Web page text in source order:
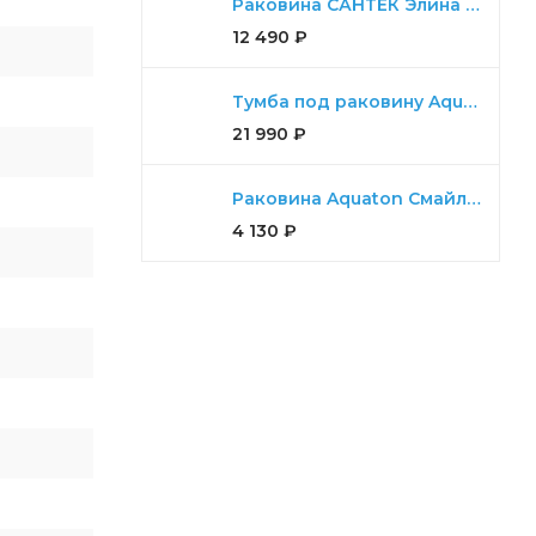
Раковина САНТЕК Элина 100
12 490 ₽
Тумба под раковину Aquaton Либерти 100, 2 ящика, дуб эльвезия
21 990 ₽
Раковина Aquaton Смайл 65
4 130 ₽